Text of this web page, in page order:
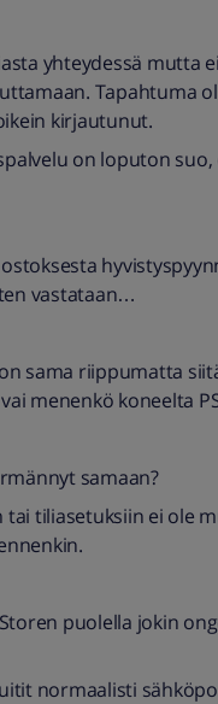
yhteydessä mutta
Tapahtuma
kirjautunut.
on loputon
vastataan…
sama riippumatta
menenkö koneelta
samaan?
tai tiliasetuksiin ei ole
puolella jokin
normaalisti